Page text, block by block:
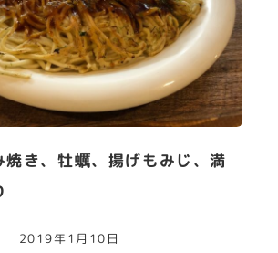
焼き、牡蠣、揚げもみじ、満
2019年1月10日